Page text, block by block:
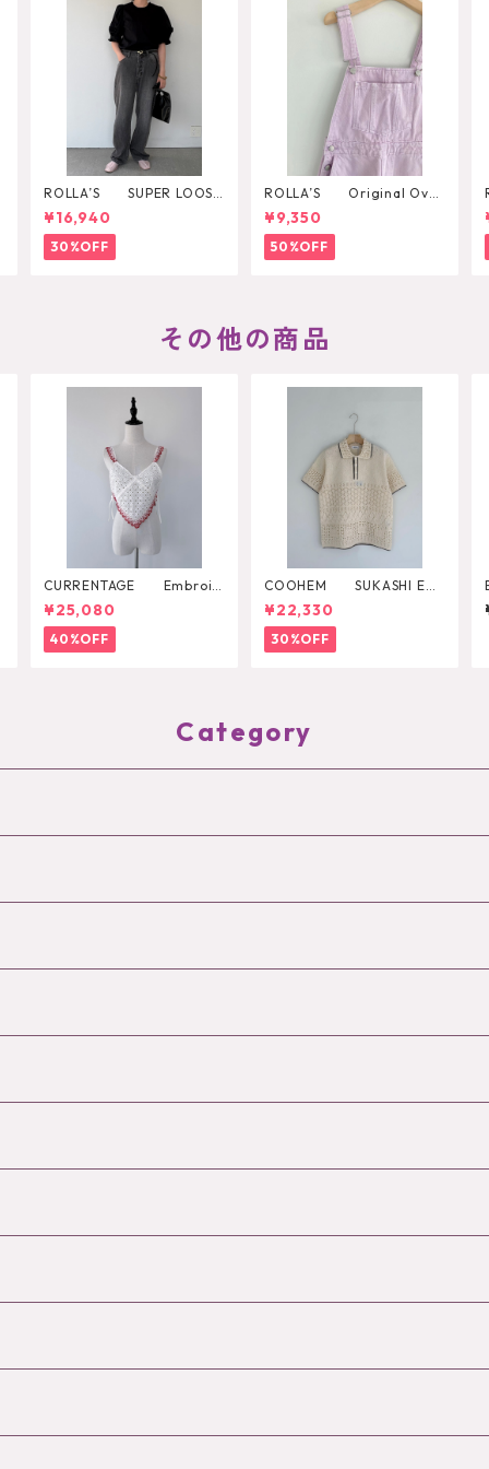
ROLLA’S SUPER LOOSE
BLACK STONE
¥16,940
30%OFF
ROLLA’S Original Over
all
¥9,350
50%OFF
その他の商品
CURRENTAGE Embroid
ery Layared Blouse
¥25,080
40%OFF
COOHEM SUKASHI EM
BOSSED KNIT PULLOVER
¥22,330
30%OFF
Category